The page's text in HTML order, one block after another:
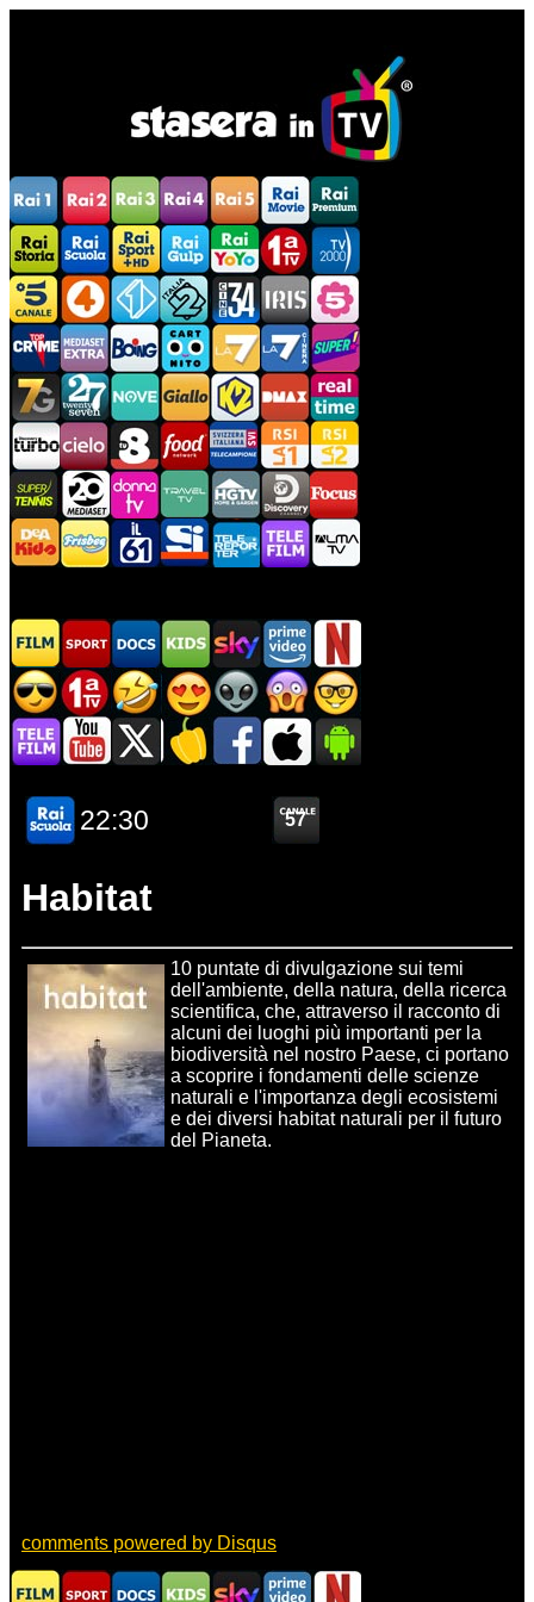
Habitat
10 puntate di divulgazione sui temi
dell'ambiente, della natura, della ricerca
scientifica, che, attraverso il racconto di
alcuni dei luoghi più importanti per la
biodiversità nel nostro Paese, ci portano
a scoprire i fondamenti delle scienze
naturali e l'importanza degli ecosistemi
e dei diversi habitat naturali per il futuro
del Pianeta.
comments powered by Disqus